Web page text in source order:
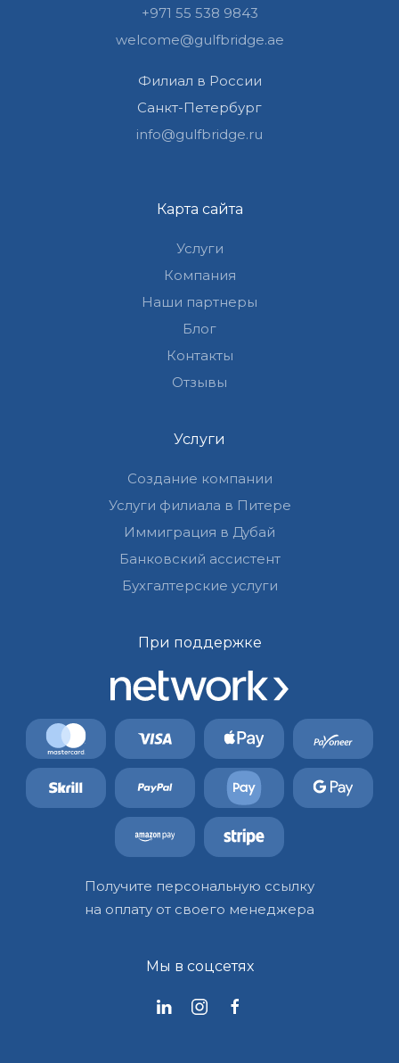
+971 55 538 9843
welcome@gulfbridge.ae
Филиал в России
Санкт-Петербург
info@gulfbridge.ru
Карта сайта
Услуги
Компания
Наши партнеры
Блог
Контакты
Отзывы
Услуги
Создание компании
Услуги филиала в Питере
Иммиграция в Дубай
Банковский ассистент
Бухгалтерские услуги
При поддержке
Получите персональную ссылку
на оплату от своего менеджера
Мы в соцсетях